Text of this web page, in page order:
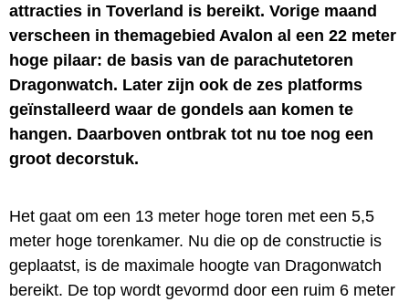
attracties in Toverland is bereikt. Vorige maand
verscheen in themagebied Avalon al een 22 meter
hoge pilaar: de basis van de parachutetoren
Dragonwatch. Later zijn ook de zes platforms
geïnstalleerd waar de gondels aan komen te
hangen. Daarboven ontbrak tot nu toe nog een
groot decorstuk.
Het gaat om een 13 meter hoge toren met een 5,5
meter hoge torenkamer. Nu die op de constructie is
geplaatst, is de maximale hoogte van Dragonwatch
bereikt. De top wordt gevormd door een ruim 6 meter